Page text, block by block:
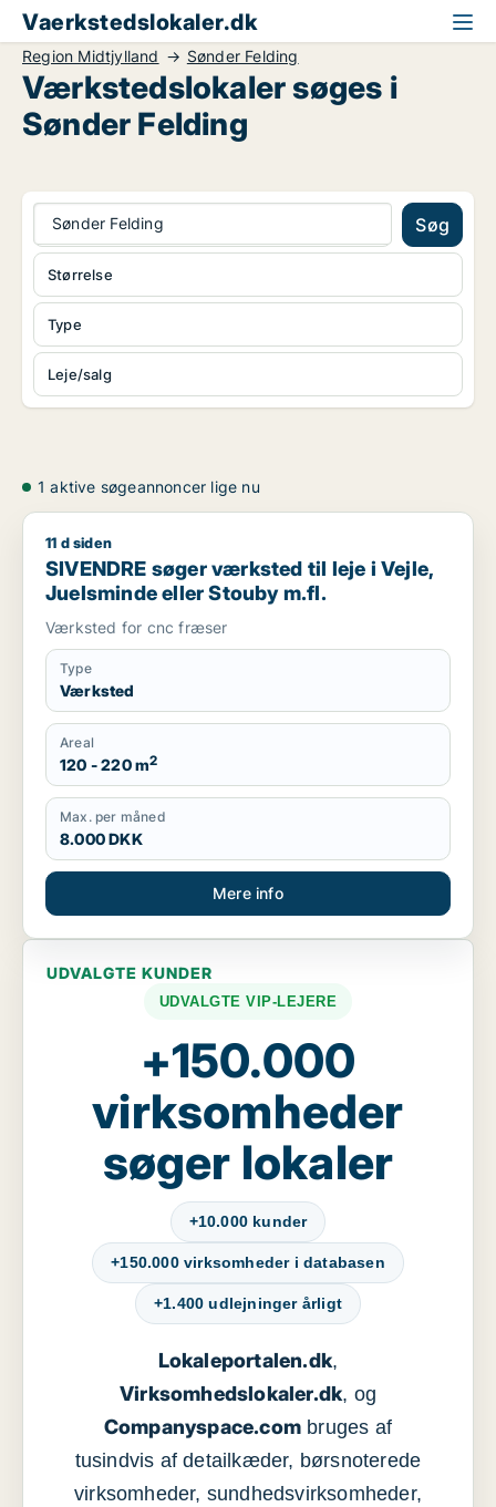
Vaerkstedslokaler.dk
Region Midtjylland Sønder Felding
Værkstedslokaler søges i
Sønder Felding
Sønder Felding Søg
Type
Leje/salg
Størrelse
1 aktive søgeannoncer lige nu
SIVENDRE søger værksted til leje i Vejle, Juelsminde eller
11 d siden
SIVENDRE søger værksted til leje i Vejle,
Juelsminde eller Stouby m.fl.
Værksted for cnc fræser
Type
Værksted
Areal
120 - 220 m2
Max. per måned
8.000 DKK
Mere info
UDVALGTE KUNDER
UDVALGTE VIP-LEJERE
+150.000
virksomheder
søger lokaler
+10.000 kunder
+150.000 virksomheder i databasen
+1.400 udlejninger årligt
Lokaleportalen.dk,
Virksomhedslokaler.dk, og
Companyspace.com bruges af
tusindvis af detailkæder, børsnoterede
virksomheder, sundhedsvirksomheder,